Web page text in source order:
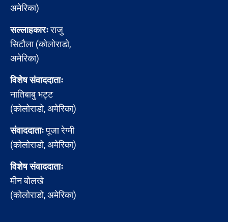
अमेरिका)
सल्लाहकारःराजु
सिटौला (कोलोराडो,
अमेरिका)
विशेष संवाददाताः
नातिबाबु भट्ट
(कोलोराडो, अमेरिका)
संवाददाताःपूजा रेग्मी
(कोलोराडो, अमेरिका)
विशेष संवाददाताः
मीन बोलखे
(कोलोराडो, अमेरिका)